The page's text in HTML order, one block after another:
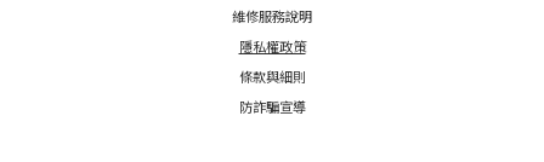
維修服務說明
隱私權政策
條款與細則
防詐騙宣導